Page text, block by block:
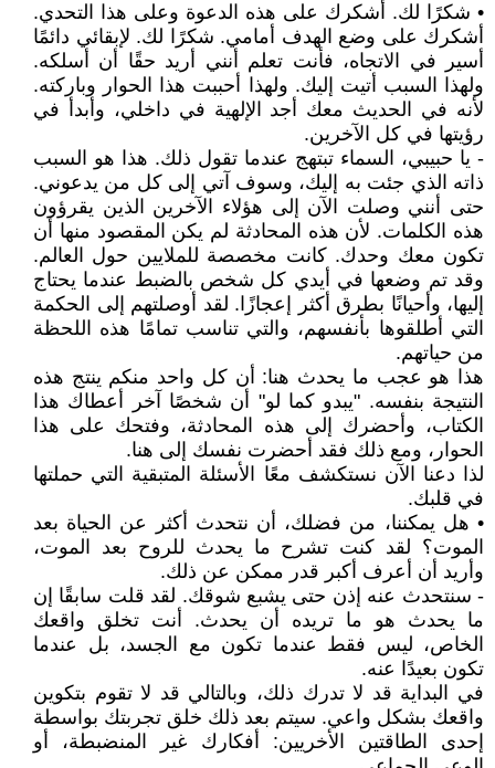
• شكرًا لك. أشكرك على هذه الدعوة وعلى هذا التحدي.
أشكرك على وضع الهدف أمامي. شكرًا لك. لإبقائي دائمًا
أسير في الاتجاه، فأنت تعلم أنني أريد حقًا أن أسلكه.
ولهذا السبب أتيت إليك. ولهذا أحببت هذا الحوار وباركته.
لأنه في الحديث معك أجد الإلهية في داخلي، وأبدأ في
رؤيتها في كل الآخرين.
- يا حبيبي، السماء تبتهج عندما تقول ذلك. هذا هو السبب
ذاته الذي جئت به إليك، وسوف آتي إلى كل من يدعوني.
حتى أنني وصلت الآن إلى هؤلاء الآخرين الذين يقرؤون
هذه الكلمات. لأن هذه المحادثة لم يكن المقصود منها أن
تكون معك وحدك. كانت مخصصة للملايين حول العالم.
وقد تم وضعها في أيدي كل شخص بالضبط عندما يحتاج
إليها، وأحيانًا بطرق أكثر إعجازًا. لقد أوصلتهم إلى الحكمة
التي أطلقوها بأنفسهم، والتي تناسب تمامًا هذه اللحظة
من حياتهم.
هذا هو عجب ما يحدث هنا: أن كل واحد منكم ينتج هذه
النتيجة بنفسه. "يبدو كما لو" أن شخصًا آخر أعطاك هذا
الكتاب، وأحضرك إلى هذه المحادثة، وفتحك على هذا
الحوار، ومع ذلك فقد أحضرت نفسك إلى هنا.
لذا دعنا الآن نستكشف معًا الأسئلة المتبقية التي حملتها
في قلبك.
• هل يمكننا، من فضلك، أن نتحدث أكثر عن الحياة بعد
الموت؟ لقد كنت تشرح ما يحدث للروح بعد الموت،
وأريد أن أعرف أكبر قدر ممكن عن ذلك.
- سنتحدث عنه إذن حتى يشبع شوقك. لقد قلت سابقًا إن
ما يحدث هو ما تريده أن يحدث. أنت تخلق واقعك
الخاص، ليس فقط عندما تكون مع الجسد، بل عندما
تكون بعيدًا عنه.
في البداية قد لا تدرك ذلك، وبالتالي قد لا تقوم بتكوين
واقعك بشكل واعي. سيتم بعد ذلك خلق تجربتك بواسطة
إحدى الطاقتين الأخريين: أفكارك غير المنضبطة، أو